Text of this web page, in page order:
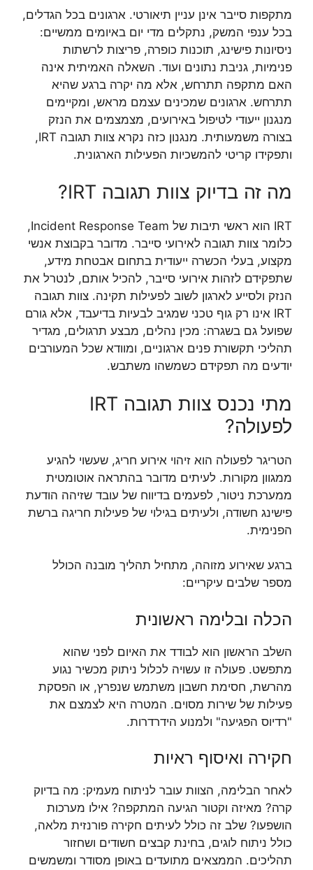
מתקפות סייבר אינן עניין תיאורטי. ארגונים בכל הגדלים,
בכל ענפי המשק, נתקלים מדי יום באיומים ממשיים:
ניסיונות פישינג, תוכנות כופרה, פריצות לרשתות
פנימיות, גניבת נתונים ועוד. השאלה האמיתית אינה
האם מתקפה תתרחש, אלא מה יקרה ברגע שהיא
תתרחש. ארגונים שמכינים עצמם מראש, ומקיימים
מנגנון ייעודי לטיפול באירועים, מצמצמים את הנזק
בצורה משמעותית. מנגנון כזה נקרא צוות תגובה IRT,
ותפקידו קריטי להמשכיות הפעילות הארגונית.
מה זה בדיוק צוות תגובה IRT?
IRT הוא ראשי תיבות של Incident Response Team,
כלומר צוות תגובה לאירועי סייבר. מדובר בקבוצת אנשי
מקצוע, בעלי הכשרה ייעודית בתחום אבטחת מידע,
שתפקידם לזהות אירועי סייבר, להכיל אותם, לנטרל את
הנזק ולסייע לארגון לשוב לפעילות תקינה. צוות תגובה
IRT אינו רק גוף טכני שמגיב לבעיות בדיעבד, אלא גורם
שפועל גם בשגרה: מכין נהלים, מבצע תרגולים, מגדיר
תהליכי תקשורת פנים ארגוניים, ומוודא שכל המעורבים
יודעים מה תפקידם כשמשהו משתבש.
מתי נכנס צוות תגובה IRT
לפעולה?
הטריגר לפעולה הוא זיהוי אירוע חריג, שעשוי להגיע
ממגוון מקורות. לעיתים מדובר בהתראה אוטומטית
ממערכת ניטור, לפעמים בדיווח של עובד שזיהה הודעת
פישינג חשודה, ולעיתים בגילוי של פעילות חריגה ברשת
הפנימית.
ברגע שאירוע מזוהה, מתחיל תהליך מובנה הכולל
מספר שלבים עיקריים:
הכלה ובלימה ראשונית
השלב הראשון הוא לבודד את האיום לפני שהוא
מתפשט. פעולה זו עשויה לכלול ניתוק מכשיר נגוע
מהרשת, חסימת חשבון משתמש שנפרץ, או הפסקת
פעילות של שירות מסוים. המטרה היא לצמצם את
"רדיוס הפגיעה" ולמנוע הידרדרות.
חקירה ואיסוף ראיות
לאחר הבלימה, הצוות עובר לניתוח מעמיק: מה בדיוק
קרה? מאיזה וקטור הגיעה המתקפה? אילו מערכות
הושפעו? שלב זה כולל לעיתים חקירה פורנזית מלאה,
כולל ניתוח לוגים, בחינת קבצים חשודים ושחזור
תהליכים. הממצאים מתועדים באופן מסודר ומשמשים